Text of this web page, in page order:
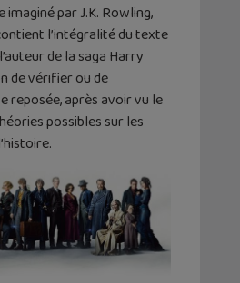
imaginé par J.K. Rowling,
l’intégralité du texte
de la saga Harry
de vérifier ou de
reposée, après avoir vu le
possibles sur les